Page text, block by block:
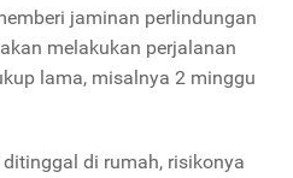
jaminan perlindungan
melakukan perjalanan
lama, misalnya 2 minggu
di rumah, risikonya